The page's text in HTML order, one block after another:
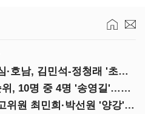
(정기여론조사)②당심·호남, 김민석-정청래 '초접전'
(정기여론조사)③2순위, 10명 중 4명 '송영길'…정청래 '한 자릿수'
(정기여론조사)④최고위원 최민희·박선원 '양강'…서미화·이성윤·임미애 뒤이어